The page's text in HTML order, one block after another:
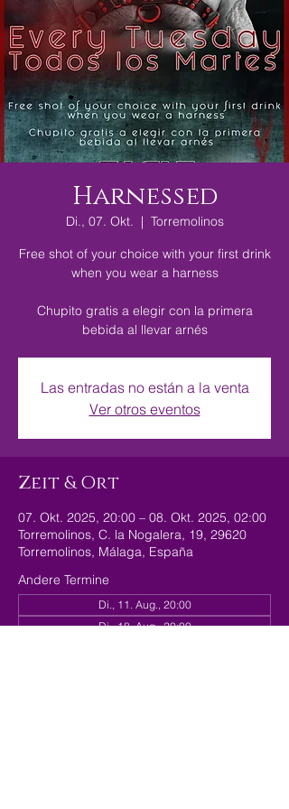
Harnessed
Di., 07. Okt.
  |
Torremolinos
Free shot of your choice with your first drink
when you wear a harness
Chupito gratis a elegir con la primera
bebida al llevar arnés
Las entradas no están a la venta
Ver otros eventos
Zeit & Ort
07. Okt. 2025, 20:00 – 08. Okt. 2025, 02:00
Torremolinos, C. la Nogalera, 19, 29620
Torremolinos, Málaga, España
Andere Termine
Di., 11. Aug., 20:00
Di., 18. Aug., 20:00